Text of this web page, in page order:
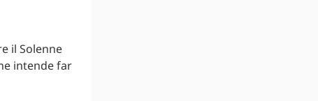
il Solenne
intende far